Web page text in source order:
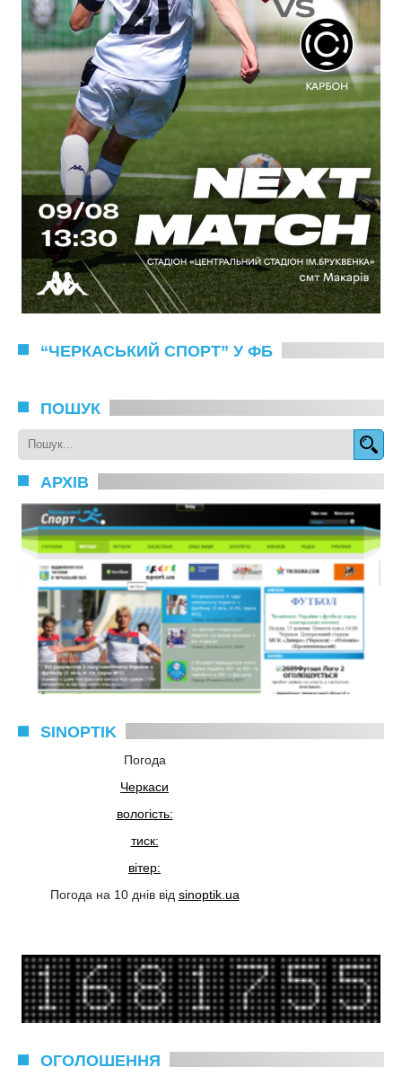
“ЧЕРКАСЬКИЙ СПОРТ” У ФБ
ПОШУК
АРХІВ
SINOPTIK
Погода
Черкаси
вологість:
тиск:
вітер:
Погода на 10 днів від sinoptik.ua
ОГОЛОШЕННЯ